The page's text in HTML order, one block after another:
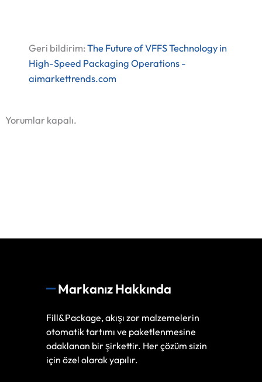
Geri bildirim: The Future of VFFS Technology in
High-Speed Packaging Operations -
aimarkettrends.com
Yorumlar kapalı.
Markanız Hakkında
Fill&Package, akışı zor malzemelerin
otomatik tartımı ve paketlenmesine
odaklanan bir şirkettir. Her çözüm sizin
için özel olarak yapılır.